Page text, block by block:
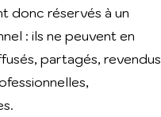
donc réservés à un
: ils ne peuvent en
partagés, revendus